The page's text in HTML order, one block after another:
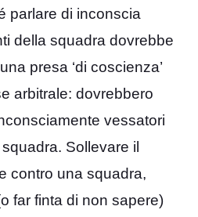
parlare di inconscia
della squadra dovrebbe
presa ‘di coscienza’
arbitrale: dovrebbero
vessatori
Sollevare il
contro una squadra,
far finta di non sapere)